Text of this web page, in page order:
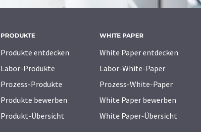
PRODUKTE
Produkte entdecken
Labor-Produkte
Prozess-Produkte
Produkte bewerben
Produkt-Übersicht
WHITE PAPER
White Paper entdecken
Labor-White-Paper
Prozess-White-Paper
White Paper bewerben
White Paper-Übersicht